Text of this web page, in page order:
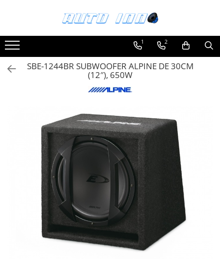
Montaj Sisteme Audio Auto
Accesorii interior
Covorase cauciuc auto dedicate
Odorizant Auto
Plase portbagaj
Tavite portbagaj auto
Pachete Audio
Accesorii Sisteme Audio
Cupla carkit
Cupla radio aftermarket
Cupla radio OEM
1 2
SBE-1244BR SUBWOOFER ALPINE DE 30CM
(12″), 650W